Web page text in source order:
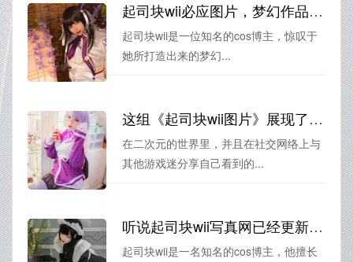
起司块wii必应图片，梦幻作品的华丽呈现
起司块wii是一位知名的cos博主，惊叹于
她所打造出来的梦幻...
这组《起司块wii图片》展现了游戏世界中最好看的一面
在二次元的世界里，并且在社交网络上与
其他游戏迷分享自己看到的...
听说起司块wii写真网已经更新了好多美图了？快来围观啊
起司块wii是一名知名的cos博主，他擅长